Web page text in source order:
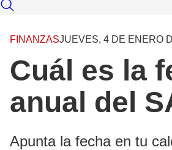
FINANZASJUEVES, 4 DE ENERO
Cuál es la
anual del
Apunta la fecha en tu